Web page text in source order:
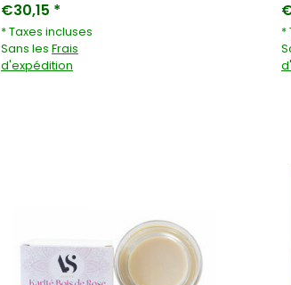
€30,15 *
* Taxes incluses
Sans les Frais
d'expédition
*